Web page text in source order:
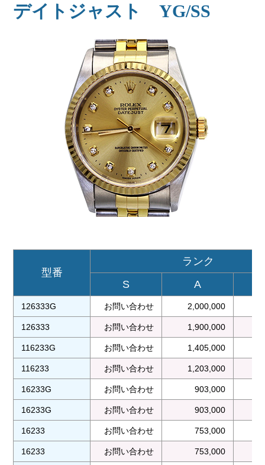
デイトジャスト YG/SS
型番
ランク
S
A
126333G お問い合わせ 2,000,000
126333 お問い合わせ 1,900,000
116233G お問い合わせ 1,405,000
116233 お問い合わせ 1,203,000
16233G お問い合わせ 903,000
16233G お問い合わせ 903,000
16233 お問い合わせ 753,000
16233 お問い合わせ 753,000